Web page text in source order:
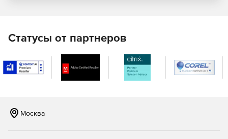
Статусы от партнеров
Москва